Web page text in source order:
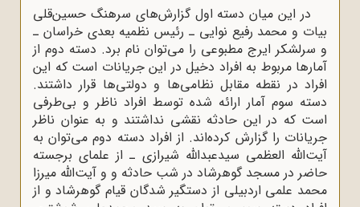
در این میان دسته اول گزارش‌هاى سرهنگ حسین‌قلی
بیات و محمد رفیع نوایى ـ رئیس نظمیه‌ بعدی خراسان ـ
و سرلشکر ایرج مطبوعى را مى‌توان نام برد. دسته‌ دوم از
آمارها مربوط به افراد دخیل در این جریانات است که این
افراد در نقطه‌ مقابل نظامى‌ها و دولتى‌ها قرار داشتند.
دسته‌ سوم آمار ارائه شده توسط افراد ناظر و بى‌طرفى
است که در این حادثه نقشى نداشتند و به عنوان ناظر
جریانات را گزارش کرده‌اند. از افراد دسته‌ دوم مى‌توان به
آیت‌الله العظمی سیدعبدالله شیرازى ـ از علمای برجسته
حاضر در مسجد گوهرشاد در شب حادثه و و آیت‌الله میرزا
محمد علمی اردبیلی از دستگیر شدگان قیام گوهرشاد و از